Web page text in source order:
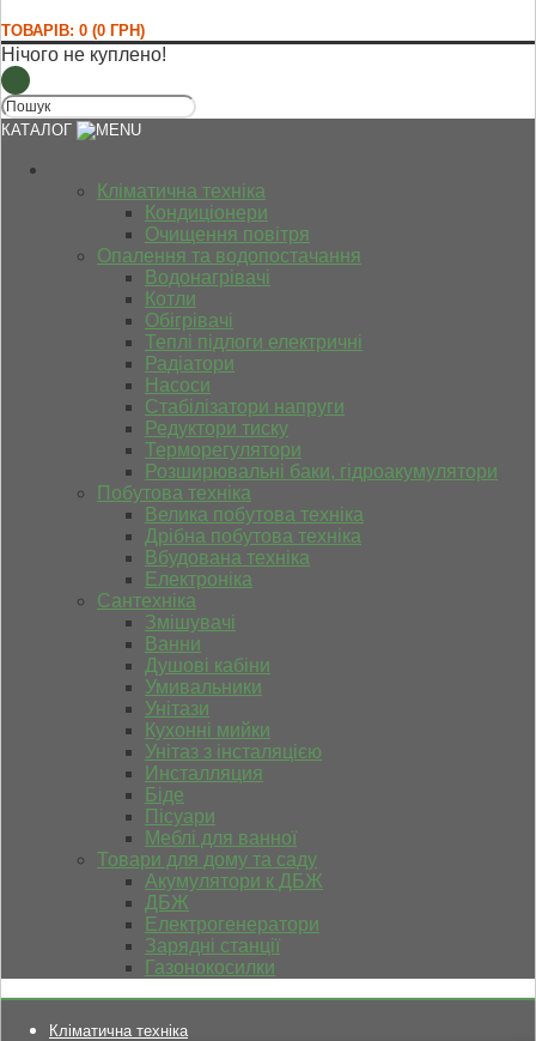
ТОВАРІВ: 0 (0 ГРН)
Нічого не куплено!
КАТАЛОГ
Кліматична техніка
Кондиціонери
Очищення повітря
Опалення та водопостачання
Водонагрівачі
Котли
Обігрівачі
Теплі підлоги електричні
Радіатори
Насоси
Стабілізатори напруги
Редуктори тиску
Терморегулятори
Розширювальні баки, гідроакумулятори
Побутова техніка
Велика побутова техніка
Дрібна побутова техніка
Вбудована техніка
Електроніка
Сантехніка
Змішувачі
Ванни
Душові кабіни
Умивальники
Унітази
Кухонні мийки
Унітаз з інсталяцією
Инсталляция
Біде
Пісуари
Меблі для ванної
Товари для дому та саду
Акумулятори к ДБЖ
ДБЖ
Електрогенератори
Зарядні станції
Газонокосилки
Кліматична техніка